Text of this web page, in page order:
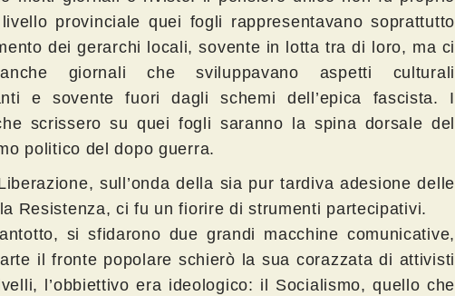
provinciale quei fogli rappresentavano soprattutto
dei gerarchi locali, sovente in lotta tra di loro, ma ci
giornali che sviluppavano aspetti culturali
e sovente fuori dagli schemi dell’epica fascista. I
scrissero su quei fogli saranno la spina dorsale del
politico del dopo guerra.
sull’onda della sia pur tardiva adesione delle
Resistenza, ci fu un fiorire di strumenti partecipativi.
si sfidarono due grandi macchine comunicative,
il fronte popolare schierò la sua corazzata di attivisti
l’obbiettivo era ideologico: il Socialismo, quello che